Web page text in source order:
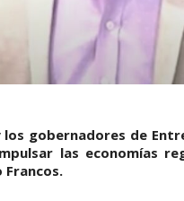
gobernadores de
las economías